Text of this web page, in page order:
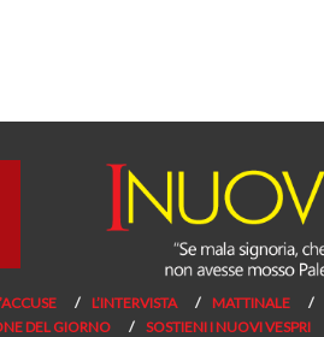
L’INTERVISTA MATTINALE
DEL GIORNO SOSTIENI I NUOVI VESPRI